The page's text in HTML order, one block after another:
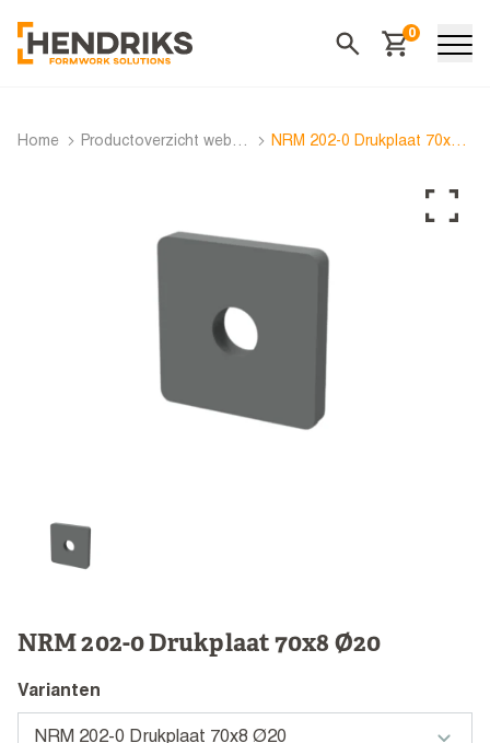
0
Winkelwagen
Home Productoverzicht webshop NRM 202-0 Drukplaat 70x8 Ø20
NRM 202-0 Drukplaat 70x8 Ø20
Varianten